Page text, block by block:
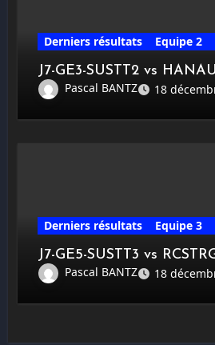
Derniers résultats Equipe 2
J7-GE3-SUSTT2 vs
Pascal BANTZ
18
Derniers résultats Equipe 3
J7-GE5-SUSTT3 vs
Pascal BANTZ
18